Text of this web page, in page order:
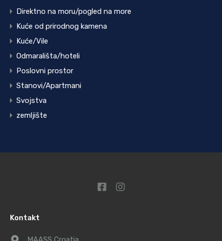
Direktno na moru/pogled na more
Kuće od prirodnog kamena
Kuće/Vile
Odmarališta/hoteli
Poslovni prostor
Stanovi/Apartmani
Svojstva
zemljište
Kontakt